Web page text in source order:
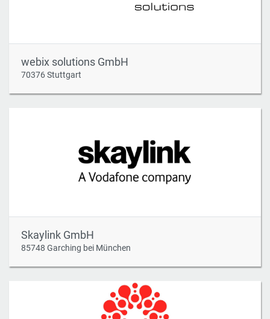
webix solutions GmbH
70376 Stuttgart
Skaylink GmbH
85748 Garching bei München